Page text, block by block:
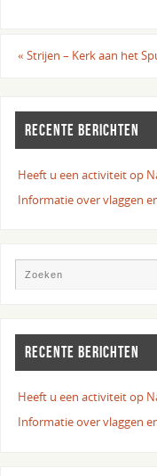
« Strijen – Kerk aan het
RECENTE BERICHTEN
Heeft u een activiteit op
Informatie over vlaggen
RECENTE BERICHTEN
Heeft u een activiteit op
Informatie over vlaggen